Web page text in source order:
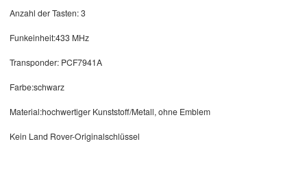
Anzahl der Tasten: 3
Funkeinheit:433 MHz
Transponder: PCF7941A
Farbe:schwarz
Material:hochwertiger Kunststoff/Metall, ohne Emblem
Kein Land Rover-Originalschlüssel